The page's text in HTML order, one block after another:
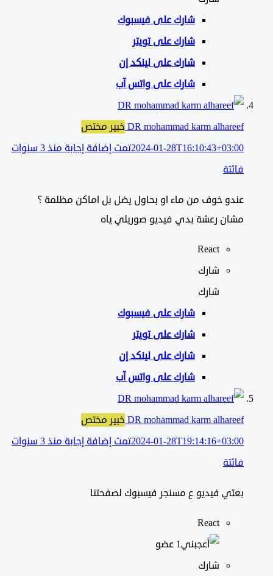
شارك علىفيسبوك
شارك على تويتر
شارك على لينكد إن
شارك على واتس آب
DR mohammad karm alhareefخبير مختص
2024-01-28T16:10:43+03:00
تمت إضافة إجابة منذ 3 سنوات
عندو خوف من ماء او بحاول يضل بل اماكن مظلمة ؟
مشان رعشة بدي فيديو صوريلي ياه
React
شارك
شارك علىفيسبوك
شارك على تويتر
شارك على لينكد إن
شارك على واتس آب
DR mohammad karm alhareefخبير مختص
2024-01-28T19:14:16+03:00
تمت إضافة إجابة منذ 3 سنوات
بعتي فيديو ع مسنجر فيسبوك لصفحتنا
React
‫1 عضو
شارك